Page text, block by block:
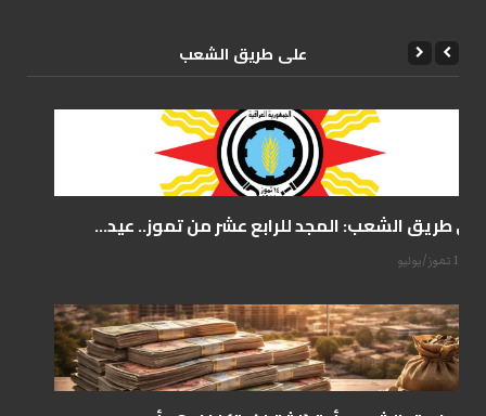
علی طریق الشعب
على طريق الشعب: المجد للرابع عشر من تموز.. عيد...
14 تموز/يوليو